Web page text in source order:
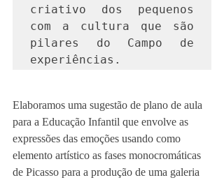
criativo dos pequenos
com a cultura que são
pilares do Campo de
experiências.
Elaboramos uma sugestão de plano de aula
para a Educação Infantil que envolve as
expressões das emoções usando como
elemento artístico as fases monocromáticas
de Picasso para a produção de uma galeria